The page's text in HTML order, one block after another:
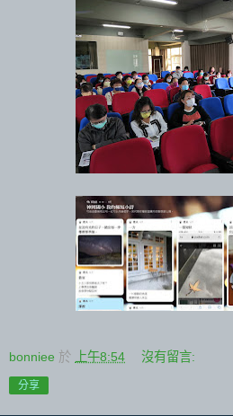
bonniee 於 上午8:54 沒有留言:
分享